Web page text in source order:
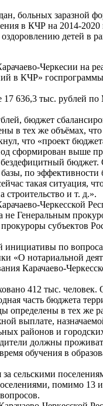
больных заразной
в КЧР на 2014-
детей в
Черкесии на
в КЧР»
636,3 тыс. рублей
бюджет
в тех же объёмах,
что «проект
сформирован выше
по эффективности
такая ситуация,
строительство и т. д.».
Черкесской
Генеральным
субъектов
инициативы по
«О нотариальной
Карачаево-
412 тыс.
часть бюджета
определены в тех же
выплате,
районов и
должны
обучения в
сельскими
помимо 13